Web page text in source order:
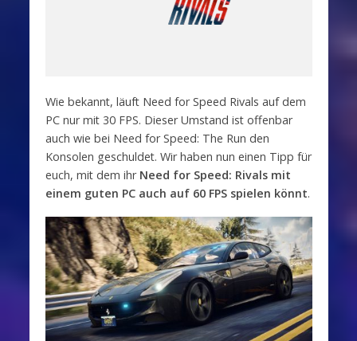
Wie bekannt, läuft Need for Speed Rivals auf dem
PC nur mit 30 FPS. Dieser Umstand ist offenbar
auch wie bei Need for Speed: The Run den
Konsolen geschuldet. Wir haben nun einen Tipp für
euch, mit dem ihr Need for Speed: Rivals mit
einem guten PC auch auf 60 FPS spielen könnt.